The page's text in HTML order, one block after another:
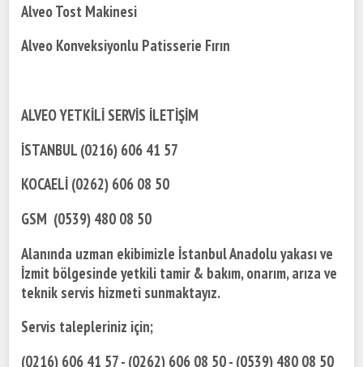
Alveo Tost Makinesi
Alveo Konveksiyonlu Patisserie Fırın
ALVEO YETKİLİ SERVİS İLETİŞİM
İSTANBUL (0216) 606 41 57
KOCAELİ (0262) 606 08 50
GSM (0539) 480 08 50
Alanında uzman ekibimizle İstanbul Anadolu yakası ve
İzmit bölgesinde yetkili tamir & bakım, onarım, arıza ve
teknik servis hizmeti sunmaktayız.
Servis talepleriniz için;
(0216) 606 41 57 - (0262) 606 08 50 - (0539) 480 08 50